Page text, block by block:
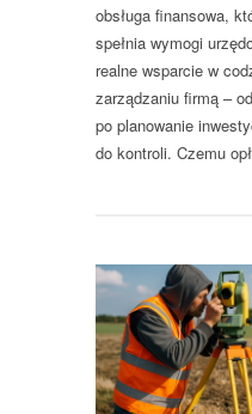
obsługa finansowa,
spełnia wymogi
realne wsparcie w
zarządzaniu firmą –
po planowanie
do kontroli. Czemu